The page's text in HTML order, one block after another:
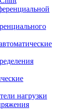
нагрузки